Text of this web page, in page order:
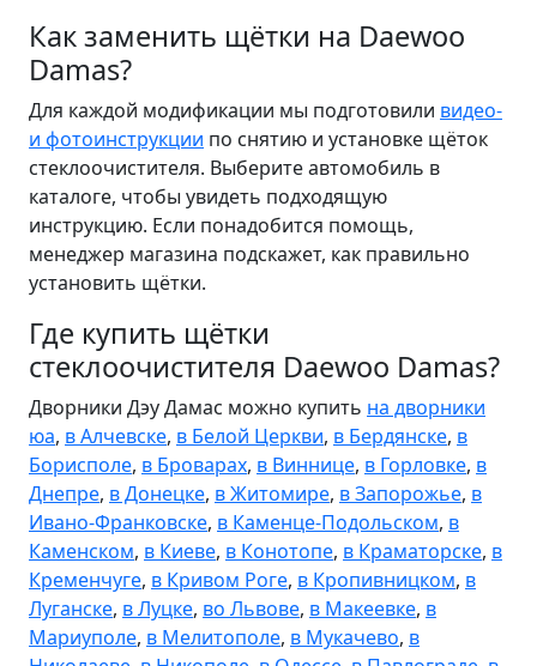
Как заменить щётки на Daewoo
Damas?
Для каждой модификации мы подготовили видео-
и фотоинструкции по снятию и установке щёток
стеклоочистителя. Выберите автомобиль в
каталоге, чтобы увидеть подходящую
инструкцию. Если понадобится помощь,
менеджер магазина подскажет, как правильно
установить щётки.
Где купить щётки
стеклоочистителя Daewoo Damas?
Дворники Дэу Дамас можно купить на дворники
юа, в Алчевске, в Белой Церкви, в Бердянске, в
Борисполе, в Броварах, в Виннице, в Горловке, в
Днепре, в Донецке, в Житомире, в Запорожье, в
Ивано-Франковске, в Каменце-Подольском, в
Каменском, в Киеве, в Конотопе, в Краматорске, в
Кременчуге, в Кривом Роге, в Кропивницком, в
Луганске, в Луцке, во Львове, в Макеевке, в
Мариуполе, в Мелитополе, в Мукачево, в